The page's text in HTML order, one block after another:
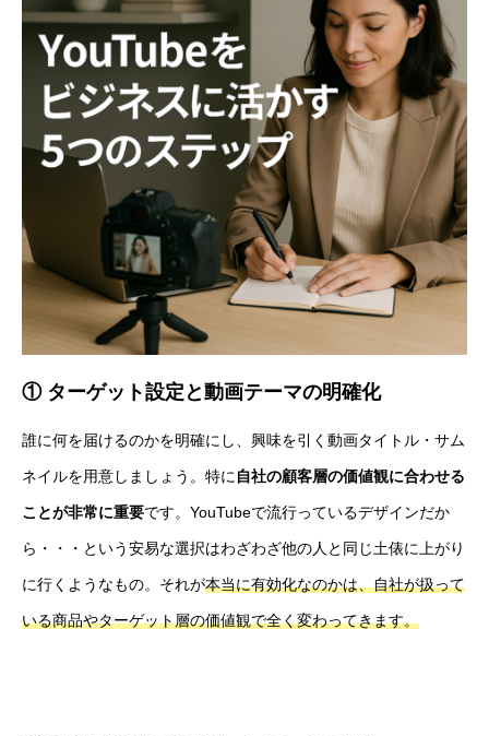
① ターゲット設定と動画テーマの明確化
誰に何を届けるのかを明確にし、興味を引く動画タイトル・サム
ネイルを用意しましょう。特に 自社の顧客層の価値観に合わせる
ことが非常に重要です。YouTubeで流行っているデザインだか
ら・・・という安易な選択はわざわざ他の人と同じ土俵に上がり
に行くようなもの。それが本当に有効化なのかは、自社が扱って
いる商品やターゲット層の価値観で全く変わってきます。